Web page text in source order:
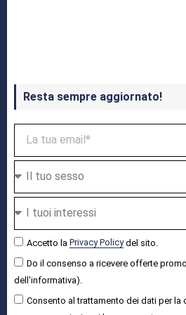
Resta sempre aggiornato!
Accetto la Privacy Policydel sito.
Do il consenso a ricevere offerte
dell'informativa).
Consento al trattamento dei dati per la